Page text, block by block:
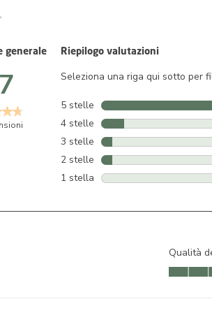
Riepilogo valutazioni
Seleziona una riga qui sotto per
5 stelle stelle
4 stelle stelle
3 stelle stelle
2 stelle stelle
1 stella stelle
generale
Qualità
Qualità